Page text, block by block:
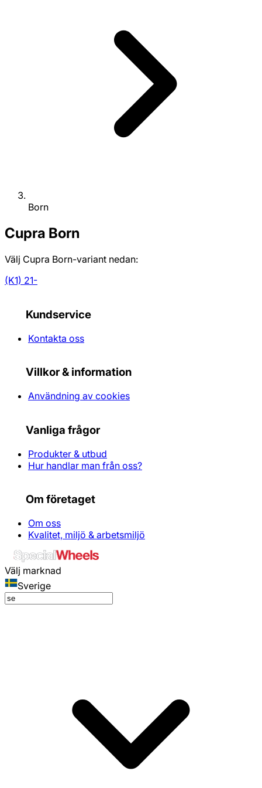
Born
Cupra Born
Välj Cupra Born-variant nedan:
(K1) 21-
Kundservice
Kontakta oss
Villkor & information
Användning av cookies
Vanliga frågor
Produkter & utbud
Hur handlar man från oss?
Om företaget
Om oss
Kvalitet, miljö & arbetsmiljö
Välj marknad
Sverige